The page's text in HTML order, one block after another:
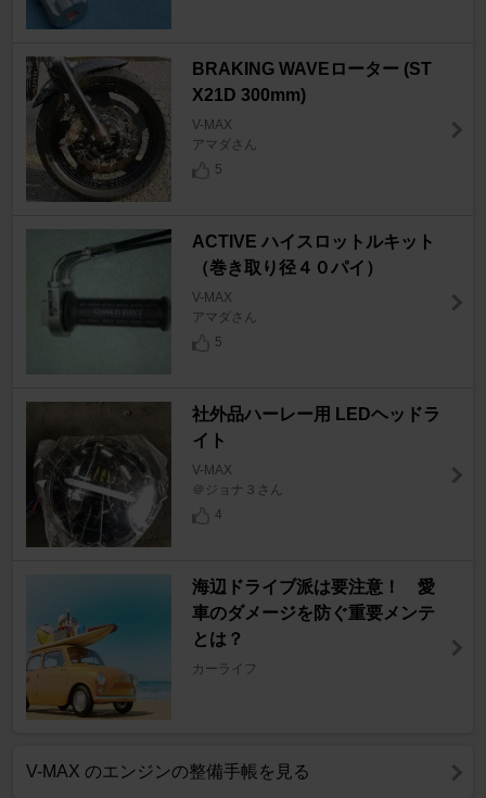
BRAKING WAVEローター (ST
X21D 300mm)
V-MAX
アマダさん
5
ACTIVE ハイスロットルキット
（巻き取り径４０パイ）
V-MAX
アマダさん
5
社外品ハーレー用 LEDヘッドラ
イト
V-MAX
＠ジョナ３さん
4
海辺ドライブ派は要注意！ 愛
車のダメージを防ぐ重要メンテ
とは？
カーライフ
V-MAX のエンジンの整備手帳を見る